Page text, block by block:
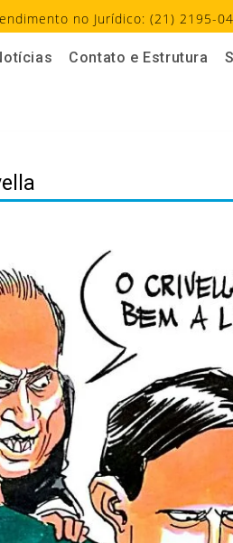
no Jurídico: (21) 2195-
Contato e Estrutura